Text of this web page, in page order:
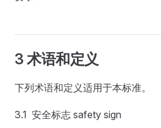
3 术语和定义
下列术语和定义适用于本标准。
3.1 安全标志 safety sign